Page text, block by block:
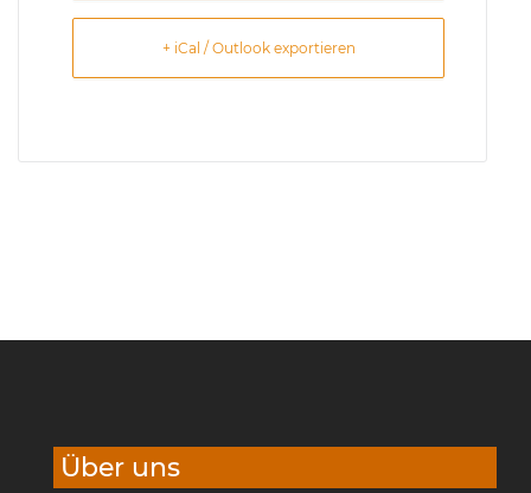
+ iCal / Outlook exportieren
Über uns